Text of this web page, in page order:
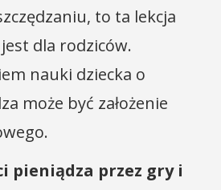
to ta lekcja
dla rodziców.
nauki dziecka o
może być założenie
pieniądza przez gry i